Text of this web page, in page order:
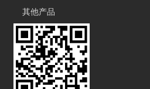
其他产品